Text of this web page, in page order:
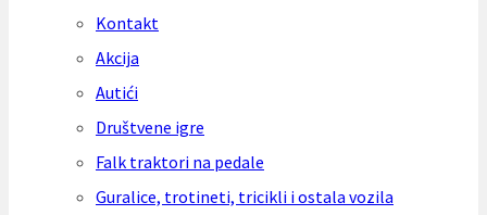
Kontakt
Akcija
Autići
Društvene igre
Falk traktori na pedale
Guralice, trotineti, tricikli i ostala vozila